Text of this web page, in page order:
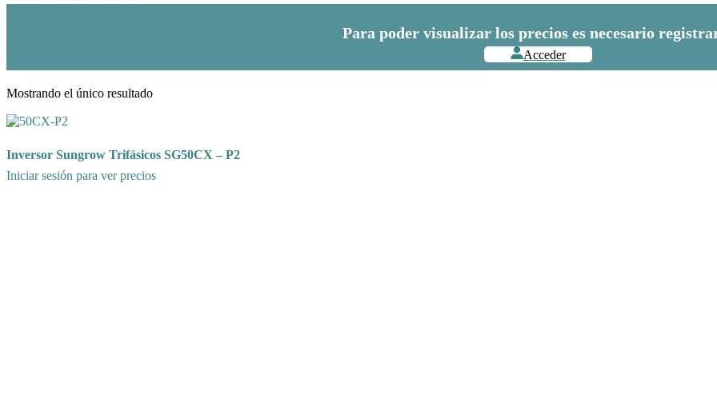
Para poder visualizar los precios es necesario
Acceder
Mostrando el único resultado
Inversor Sungrow Trifásicos SG50CX – P2
Iniciar sesión para ver precios